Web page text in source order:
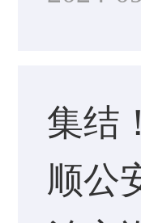
集结
顺公